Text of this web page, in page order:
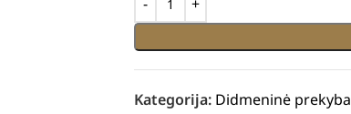
Kategorija: Didmeninė prekyba